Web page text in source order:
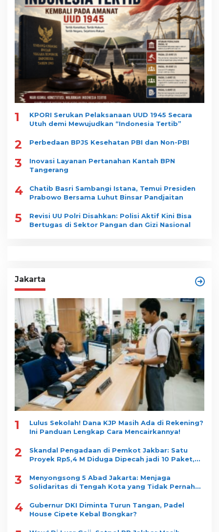
1
KPORI Serukan Pelaksanaan UUD 1945 Secara
Utuh demi Mewujudkan “Indonesia Tertib”
2 Perbedaan BPJS Kesehatan PBI dan Non-PBI
3
Inovasi Layanan Pertanahan Kantah BPN
Tangerang
4
Chatib Basri Sambangi Istana, Temui Presiden
Prabowo Bersama Luhut Binsar Pandjaitan
5
Revisi UU Polri Disahkan: Polisi Aktif Kini Bisa
Bertugas di Sektor Pangan dan Gizi Nasional
Jakarta
1
Lulus Sekolah! Dana KJP Masih Ada di Rekening?
Ini Panduan Lengkap Cara Mencairkannya!
2
Skandal Pengadaan di Pemkot Jakbar: Satu
Proyek Rp5,4 M Diduga Dipecah jadi 10 Paket,
3
Menyongsong 5 Abad Jakarta: Menjaga
Solidaritas di Tengah Kota yang Tidak Pernah
4
Gubernur DKI Diminta Turun Tangan, Padel
House Cipete Kebal Bongkar?